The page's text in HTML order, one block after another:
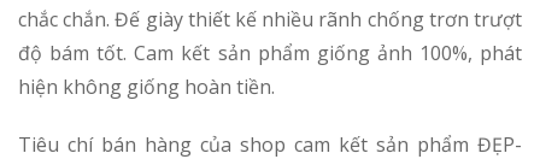
chắc chắn. Đế giày thiết kế nhiều rãnh chống trơn trượt
độ bám tốt. Cam kết sản phẩm giống ảnh 100%, phát
hiện không giống hoàn tiền.
Tiêu chí bán hàng của shop cam kết sản phẩm ĐẸP-